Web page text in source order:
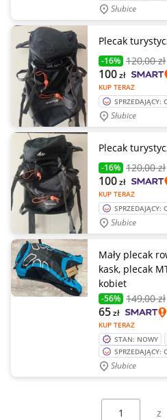
Słubice
Plecak
-16% 120,00 zł
KUP TERAZ
100zł
SPRZEDAJĄCY:
Słubice
Plecak
-16% 120,00 zł
KUP TERAZ
100zł
SPRZEDAJĄCY:
Słubice
Mały plecak
kask, plecak
kobiet
-56% 149,00 zł
KUP TERAZ
65zł
STAN: NOWY
SPRZEDAJĄCY:
Słubice
Wybierz stronę: